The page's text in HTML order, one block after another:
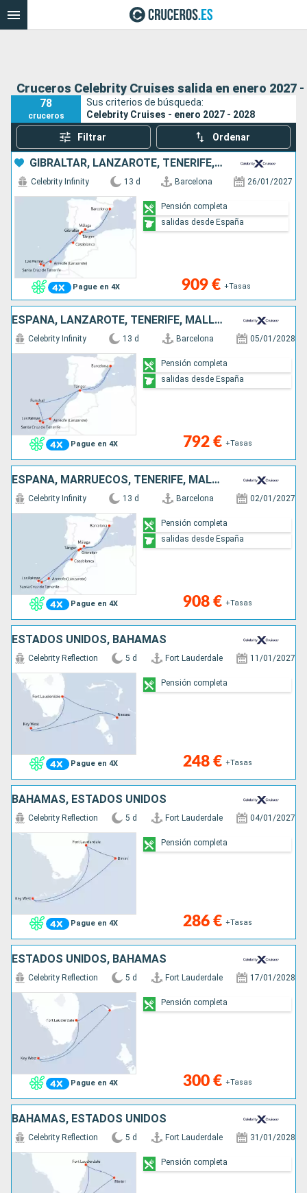
Cruceros Celebrity Cruises salida en enero 2027 -
78
cruceros
Sus criterios de búsqueda:
Celebrity Cruises - enero 2027 - 2028
Filtrar Ordenar
GIBRALTAR, LANZAROTE, TENERIFE, MALLORCA, MARRUECOS, ESPAÑA
Pague en 4X
Celebrity Infinity 13 d Barcelona 26/01/2027
909 € +Tasas
Pensión completa
salidas desde España
ESPAÑA, LANZAROTE, TENERIFE, MALLORCA, PORTUGAL, MARRUECOS
Pague en 4X
Celebrity Infinity 13 d Barcelona 05/01/2028
792 € +Tasas
Pensión completa
salidas desde España
ESPAÑA, MARRUECOS, TENERIFE, MALLORCA, LANZAROTE, GIBRALTAR
Pague en 4X
Celebrity Infinity 13 d Barcelona 02/01/2027
908 € +Tasas
Pensión completa
salidas desde España
ESTADOS UNIDOS, BAHAMAS
Pague en 4X
Celebrity Reflection 5 d Fort Lauderdale 11/01/2027
248 € +Tasas
Pensión completa
BAHAMAS, ESTADOS UNIDOS
Pague en 4X
Celebrity Reflection 5 d Fort Lauderdale 04/01/2027
286 € +Tasas
Pensión completa
ESTADOS UNIDOS, BAHAMAS
Pague en 4X
Celebrity Reflection 5 d Fort Lauderdale 17/01/2028
300 € +Tasas
Pensión completa
BAHAMAS, ESTADOS UNIDOS
Celebrity Reflection 5 d Fort Lauderdale 31/01/2028
Pensión completa